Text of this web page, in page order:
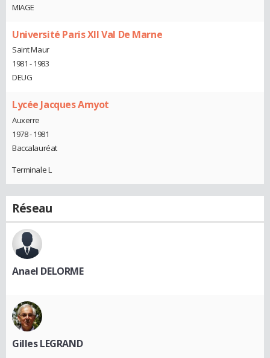
MIAGE
Université Paris XII Val De Marne
Saint Maur
1981 - 1983
DEUG
Lycée Jacques Amyot
Auxerre
1978 - 1981
Baccalauréat
Terminale L
Réseau
Anael DELORME
Gilles LEGRAND